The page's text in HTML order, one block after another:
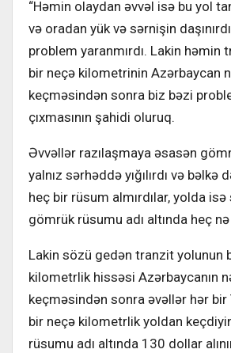
“Həmin olaydan əvvəl isə bu yol
və oradan yük və sərnişin
problem yaranmırdı. Lakin həmin
bir neçə kilometrinin Azərbaycan
keçməsindən sonra biz bəzi
çıxmasının şahidi oluruq.
Əvvəllər razılaşmaya əsasən
yalnız sərhəddə yığılırdı və bəlkə
heç bir rüsum almırdılar, yolda
gömrük rüsumu adı altında heç nə
Lakin sözü gedən tranzit yolunun
kilometrlik hissəsi Azərbaycanın
keçməsindən sonra əvəllər hər bir
bir neçə kilometrlik yoldan
rüsumu adı altında 130 dollar